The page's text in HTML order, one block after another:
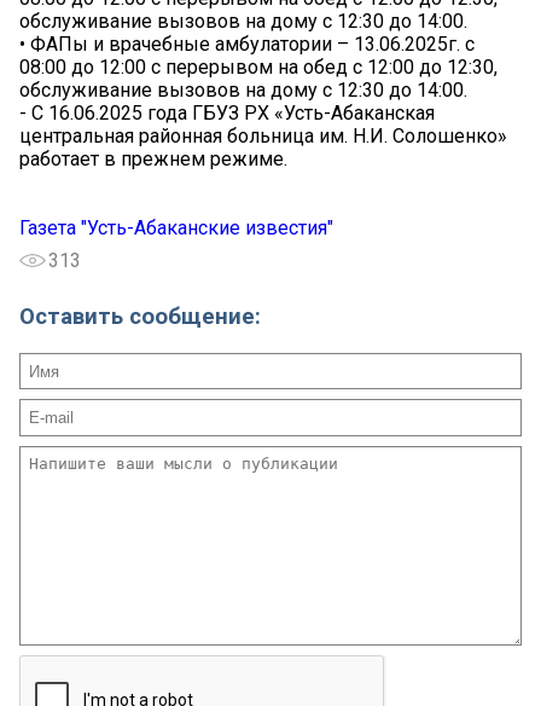
обслуживание вызовов на дому с 12:30 до 14:00.
• ФАПы и врачебные амбулатории – 13.06.2025г. с
08:00 до 12:00 с перерывом на обед с 12:00 до 12:30,
обслуживание вызовов на дому с 12:30 до 14:00.
- С 16.06.2025 года ГБУЗ РХ «Усть-Абаканская
центральная районная больница им. Н.И. Солошенко»
работает в прежнем режиме.
Газета "Усть-Абаканские известия"
313
Оставить сообщение: